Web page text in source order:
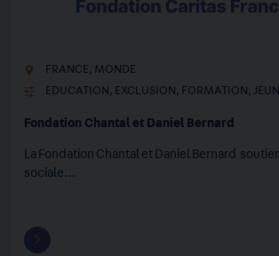
FRANCE, MONDE
EDUCATION , EXCLUSION , FORMATION ,
Fondation Chantal et Daniel Bernard
La Fondation Chantal et Daniel Bernard
sociale…